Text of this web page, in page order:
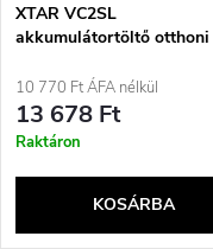
XTAR VC2SL
akkumulátortöltő otthoni
10 770 Ft ÁFA nélkül
13 678 Ft
Raktáron
KOSÁRBA